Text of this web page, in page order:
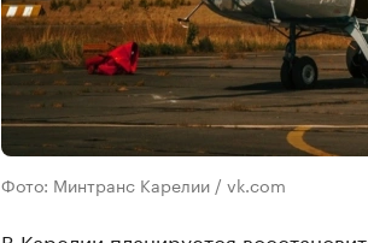
Фото: Минтранс Карелии / vk.com